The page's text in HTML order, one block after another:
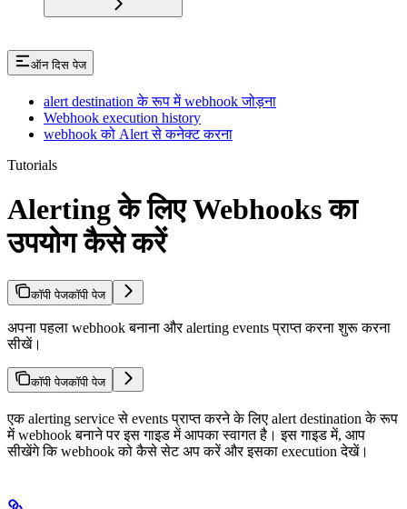
ऑन दिस पेज
alert destination के रूप में webhook जोड़ना
Webhook execution history
webhook को Alert से कनेक्ट करना
Tutorials
Alerting के लिए Webhooks का
उपयोग कैसे करें
कॉपी पेजकॉपी पेज
अपना पहला webhook बनाना और alerting events प्राप्त करना शुरू करना
सीखें।
कॉपी पेजकॉपी पेज
एक alerting service से events प्राप्त करने के लिए alert destination के रूप
में webhook बनाने पर इस गाइड में आपका स्वागत है। इस गाइड में, आप
सीखेंगे कि webhook को कैसे सेट अप करें और इसका execution देखें।